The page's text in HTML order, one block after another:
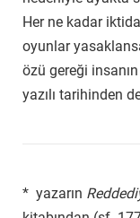
Her ne kadar
oyunlar
özü gereği
yazılı tarihinden
* yazarın